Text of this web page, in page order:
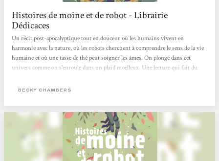
Histoires de moine et de robot - Librairie
Dédicaces
Un récit post-apocalyptique tout en douceur où les humains vivent en
harmonie avec la nature, où les robots cherchent à comprendre le sens de la vie
humaine et où une tasse de thé peut soigner les âmes. On plonge dans cet
univers comme on s'enroule dans un plaid moelleux. Une lecture qui fait du
BECKY CHAMBERS